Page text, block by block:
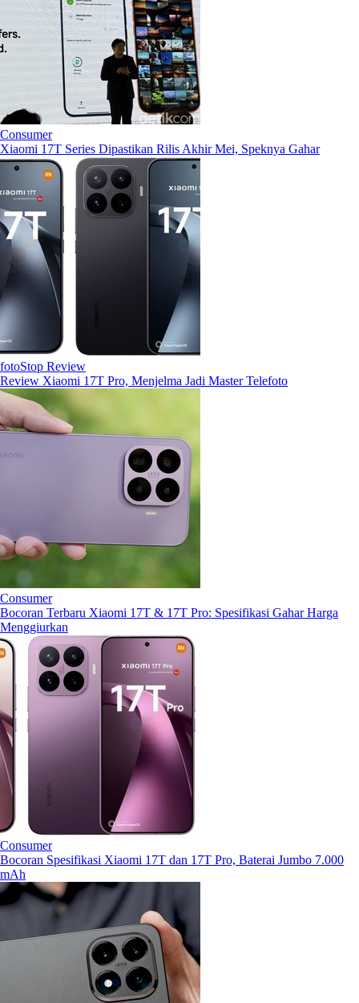
Consumer
Xiaomi 17T Series Dipastikan Rilis Akhir Mei, Speknya Gahar
fotoStop Review
Review Xiaomi 17T Pro, Menjelma Jadi Master Telefoto
Consumer
Bocoran Terbaru Xiaomi 17T & 17T Pro: Spesifikasi Gahar Harga
Menggiurkan
Consumer
Bocoran Spesifikasi Xiaomi 17T dan 17T Pro, Baterai Jumbo 7.000
mAh